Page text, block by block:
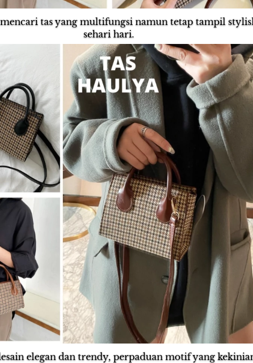
tas yang multifungsi namun tetap tampil
sehari hari.
elegan dan trendy, perpaduan motif yang